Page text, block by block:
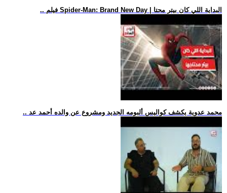
.. فيلم Spider-Man: Brand New Day | البداية اللي كان بيتر محتا
.. محمد عدوية يكشف كواليس ألبومه الجديد ومشروع عن والده أحمد عد